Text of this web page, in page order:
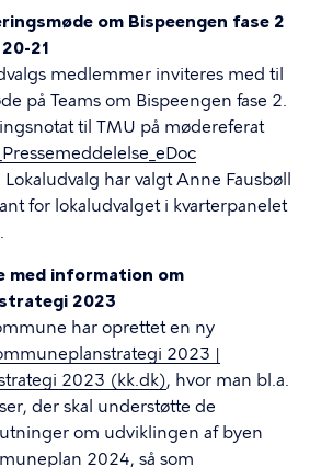
om Bispeengen fase 2
21
medlemmer inviteres med til
på Teams om Bispeengen fase 2.
til TMU på mødereferat
Lokaludvalg har valgt Anne Fausbøll
for lokaludvalget i kvarterpanelet
med information om
2023
har oprettet en ny
2023 |
2023 (kk.dk), hvor man bl.a.
der skal understøtte de
om udviklingen af byen
2024, så som